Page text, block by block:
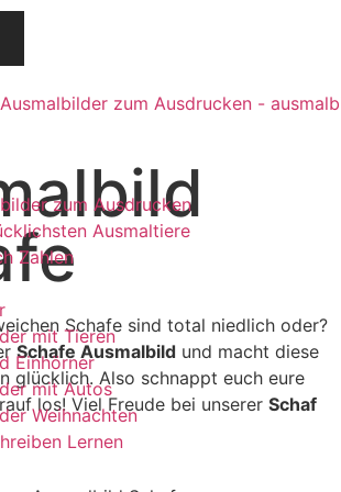
zum Ausdrucken
Ausmaltiere
Zahlen
mit Tieren
Einhörner
mit Autos
Weihnachten
Lernen
Schafe sind total niedlich oder?
Schafe Ausmalbild und macht diese
glücklich. Also schnappt euch eure
los! Viel Freude bei unserer Schaf